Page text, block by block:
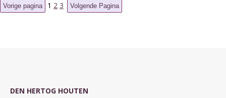
1 2 3
DEN HERTOG HOUTEN